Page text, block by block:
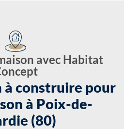
avec Habitat
construire pour
à Poix-de-
(80)